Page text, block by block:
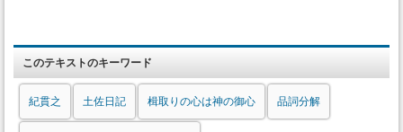
このテキストのキーワード
紀貫之 土佐日記 楫取りの心は神の御心 品詞分解